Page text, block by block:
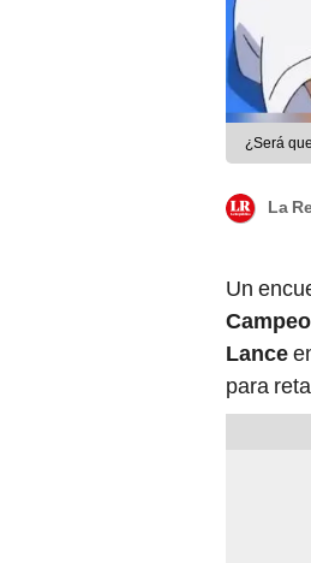
¿Será
La
Un
Lance
para